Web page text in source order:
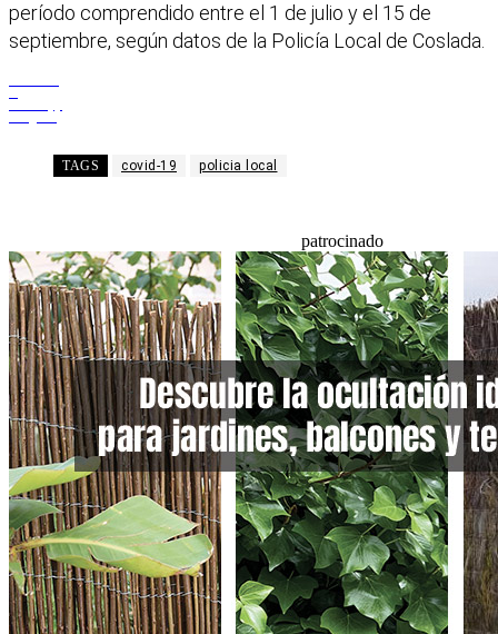
período comprendido entre el 1 de julio y el 15 de
septiembre, según datos de la Policía Local de Coslada.
TAGS covid-19 policia local
patrocinado